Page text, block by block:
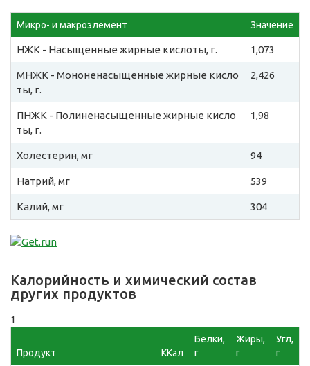
Микро- и макроэлемент Значение
НЖК - Насыщенные жирные кислоты, г. 1,073
МНЖК - Мононенасыщенные жирные кисло
ты, г.
2,426
ПНЖК - Полиненасыщенные жирные кисло
ты, г.
1,98
Холестерин, мг 94
Натрий, мг 539
Калий, мг 304
Калорийность и химический состав
других продуктов
1
Продукт ККал
Белки,
г
Жиры,
г
Угл,
г